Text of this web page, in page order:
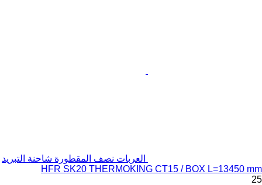
العربات نصف المقطورة شاحنة التبريد
HFR SK20 THERMOKING CT15 / BOX L=13450 mm
25